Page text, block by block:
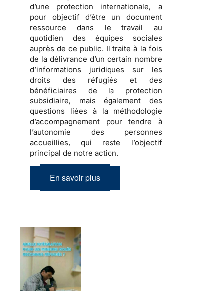
d’une protection internationale, a
pour objectif d’être un document
ressource dans le travail au
quotidien des équipes sociales
auprès de ce public. Il traite à la fois
de ladélivrance d’un certain nombre
d’informations juridiques sur les
droits des réfugiés et des
bénéficiaires de la protection
subsidiaire, mais également des
questions liées à la méthodologie
d’accompagnement pour tendre à
l’autonomie des personnes
accueillies, qui reste l’objectif
principal de notre action.
En savoir plus